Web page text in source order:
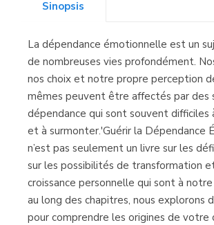
Librería Kolima
(Madrid)
Librería Proteo
(Málaga)
Sinopsis
La dépendance émotionnelle est un
de nombreuses vies profondément.
nos choix et notre propre perception
mêmes peuvent être affectés par des
dépendance qui sont souvent difficiles
et à surmonter.'Guérir la Dépendance
n’est pas seulement un livre sur les
sur les possibilités de transformation
croissance personnelle qui sont à
au long des chapitres, nous explorons
pour comprendre les origines de votre